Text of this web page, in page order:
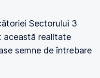
Sectorului 3
această realitate
semne de întrebare